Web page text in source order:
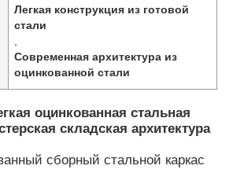
Легкая конструкция из готовой
стали
Современная архитектура из
оцинкованной стали
оцинкованная стальная
складская архитектура
сборный стальной каркас